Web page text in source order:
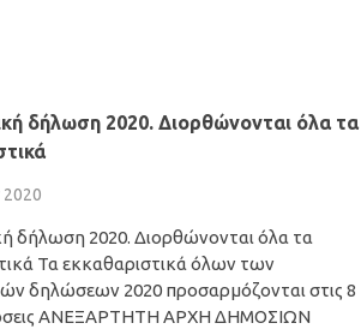
δήλωση 2020. Διορθώνονται όλα τα
2020
δήλωση 2020. Διορθώνονται όλα τα
Τα εκκαθαριστικά όλων των
δηλώσεων 2020 προσαρμόζονται στις 8
ΑΝΕΞΑΡΤΗΤΗ ΑΡΧΗ ΔΗΜΟΣΙΩΝ